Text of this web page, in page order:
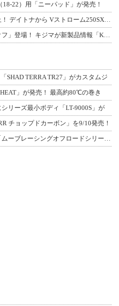
22）用「ニーパッド」が発売！
ゲル素材入りで快適＆足つき向上！ デイトナから Vストローム250SX用「快適ロ
ミラー用撥水フィルム「レインオフ」登場！ キジマが新製品情報「KIJIMA NE
SHAD TERRA TR27」がカスタムジ
」が発売！ 最高約80℃の巻き
リーズ最小ボディ「LT-9000S」が
チョップドカーボン」を9/10発売！
クシタニのモトクロス用ウェア「ムーブレーシングオフロードシリーズ」3アイテムが登